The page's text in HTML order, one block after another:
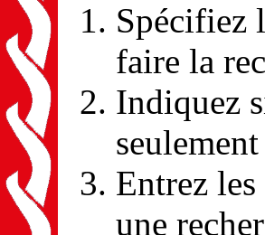
Spécifiez
faire la
Indiquez
Entrez
une